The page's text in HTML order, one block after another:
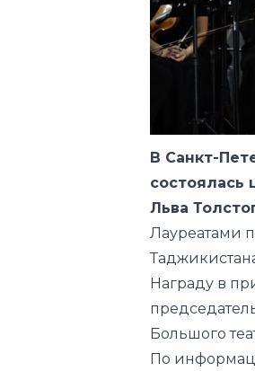
В Санкт-
Льва
Лауреатами
Награду в
Большого
По
в
решении
договора о